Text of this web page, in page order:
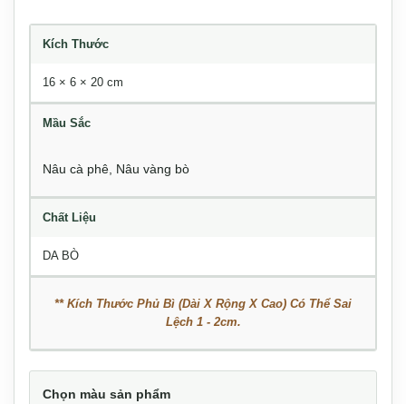
Kích Thước
16 × 6 × 20 cm
Mầu Sắc
Nâu cà phê Nâu vàng bò
Chất Liệu
DA BÒ
** Kích Thước Phủ Bì (Dài X Rộng X Cao) Có Thể Sai
Lệch 1 - 2cm.
Chọn màu sản phẩm